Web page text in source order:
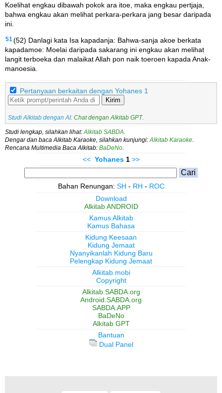
Koelihat engkau dibawah pokok ara itoe, maka engkau pertjaja,
bahwa engkau akan melihat perkara-perkara jang besar daripada
ini.
51 (52) Danlagi kata Isa kapadanja: Bahwa-sanja akoe berkata
kapadamoe: Moelai daripada sakarang ini engkau akan melihat
langit terboeka dan malaikat Allah pon naik toeroen kapada Anak-
manoesia.
Pertanyaan berkaitan dengan Yohanes 1
Kirim
Studi Alkitab dengan AI: Chat dengan Alkitab GPT
Studi lengkap, silahkan lihat: Alkitab SABDA
Dengar dan baca Alkitab Karaoke, silahkan kunjungi: Alkitab Karaoke
Rencana Multimedia Baca Alkitab: BaDeNo
<< Yohanes1 >>
Bahan Renungan: SH - RH - ROC
Download
Alkitab ANDROID
Kamus Alkitab
Kamus Bahasa
Kidung Keesaan
Kidung Jemaat
Nyanyikanlah Kidung Baru
Pelengkap Kidung Jemaat
Alkitab.mobi
Copyright
Alkitab.SABDA.org
Android.SABDA.org
SABDA.APP
BaDeNo
Alkitab GPT
Bantuan
Dual Panel